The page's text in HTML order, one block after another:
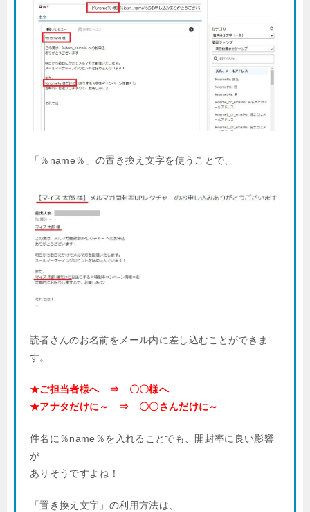
「％name％」の置き換え文字を使うことで、
読者さんのお名前をメール内に差し込むことができま
す。
★ご担当者様へ ⇒ 〇〇様へ
★アナタだけに～ ⇒ 〇〇さんだけに～
件名に％name％を入れることでも、開封率に良い影響
が
ありそうですよね！
「置き換え文字」の利用方法は、